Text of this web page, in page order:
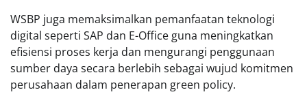
WSBP juga memaksimalkan pemanfaatan teknologi
digital seperti SAP dan E-Office guna meningkatkan
efisiensi proses kerja dan mengurangi penggunaan
sumber daya secara berlebih sebagai wujud komitmen
perusahaan dalam penerapan green policy.